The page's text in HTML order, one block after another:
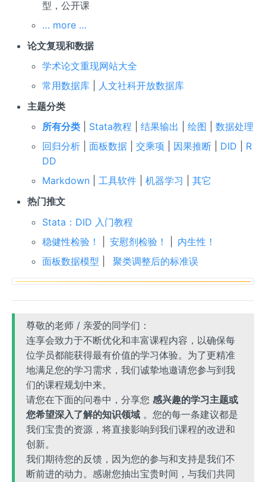
型，公开课
… more …
论文复现和数据
学术论文重现网站大全
常用数据库
人文社科开放数据库
主题分类
所有分类
Stata教程 |结果输出 |绘图 |数据处理
回归分析 |面板数据 |交乘项 因果推断 DID
R
DD
Markdown |工具软件 |机器学习 |其它
热门推文
Stata：DID 入门教程
稳健性检验！
|安慰剂检验！
内生性！
面板数据模型 |聚类调整后的标准误
尊敬的老师 / 亲爱的同学们：
连享会致力于不断优化和丰富课程内容，以确保每
位学员都能获得最有价值的学习体验。为了更精准
地满足您的学习需求，我们诚挚地邀请您参与到我
们的课程规划中来。
请您在下面的问卷中，分享您感兴趣的学习主题或
您希望深入了解的知识领域 。您的每一条建议都是
我们宝贵的资源，将直接影响到我们课程的改进和
创新。
我们期待您的反馈，因为您的参与和支持是我们不
断前进的动力。感谢您抽出宝贵时间，与我们共同